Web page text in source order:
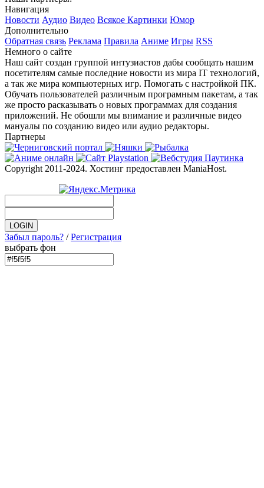
Навигация
Новости Аудио Видео Всякое Картинки Юмор
Дополнительно
Обратная связь Реклама Правила Аниме Игры RSS
Немного о сайте
Наш сайт создан группой интузиастов дабы сообщать нашим
посетителям самые последние новости из мира IT технологий,
а так же мира компьютерных игр. Помогать с настройкой ПК.
Обучать пользователей различным програмным пакетам, а так
же просто расказывать о новых программах для создания
приложений. Не обошли мы внимание и различные видео
мануалы по созданию видео или аудио редакторы.
Партнеры
Copyright 2011-2024. Хостинг предоставлен ManiaHost.
Забыл пароль? /Регистрация
выбрать фон